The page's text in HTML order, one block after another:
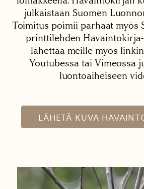
julkaistaan Suomen
Toimitus poimii parhaat myös
printtilehden
lähettää meille myös
Youtubessa tai Vimeossa
luontoaiheiseen
LÄHETÄ KUVA